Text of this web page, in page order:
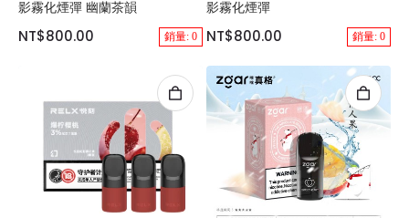
影霧化煙彈 幽蘭茶韻
NT$800.00 銷量: 0
影霧化煙彈
NT$800.00 銷量: 0